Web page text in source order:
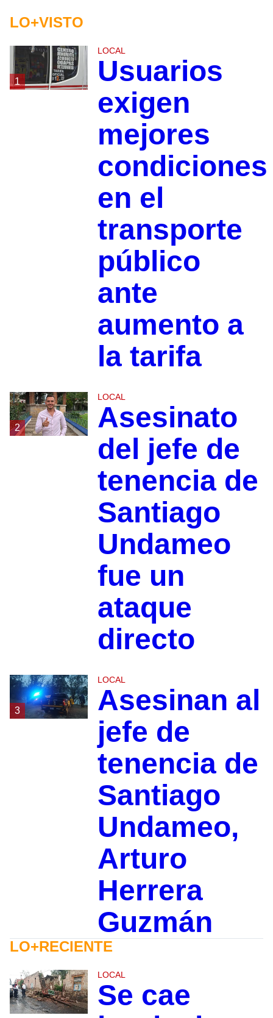
LO+VISTO
1
LOCAL
Usuarios
exigen
mejores
condiciones
en el
transporte
público
ante
aumento a
la tarifa
2
LOCAL
Asesinato
del jefe de
tenencia de
Santiago
Undameo
fue un
ataque
directo
3
LOCAL
Asesinan al
jefe de
tenencia de
Santiago
Undameo,
Arturo
Herrera
Guzmán
LO+RECIENTE
LOCAL
Se cae